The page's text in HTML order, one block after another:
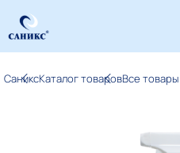
СаниксКаталог товаровВсе товары